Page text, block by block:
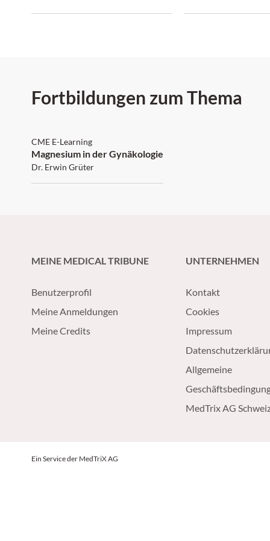
Fortbildungen zum Thema
SGAIM
CME E-Learning
Magnesium in der Gynäkologie
Dr. Erwin Grüter
MEINE MEDICAL TRIBUNE
Benutzerprofil
Meine Anmeldungen
Meine Credits
UNTERNEHMEN
Kontakt
Cookies
Impressum
Allgemeine
MedTrix AG
Ein Service der MedTriX AG